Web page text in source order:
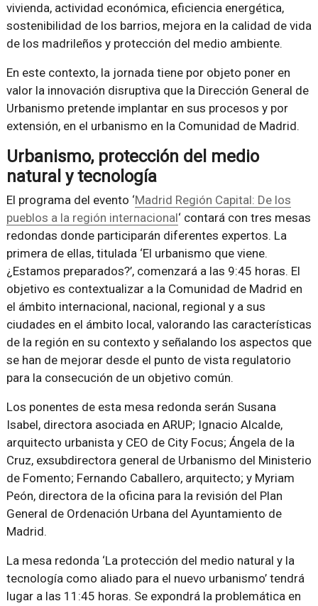
vivienda, actividad económica, eficiencia energética,
sostenibilidad de los barrios, mejora en la calidad de vida
de los madrileños y protección del medio ambiente.
En este contexto, la jornada tiene por objeto poner en
valor la innovación disruptiva que la Dirección General de
Urbanismo pretende implantar en sus procesos y por
extensión, en el urbanismo en la Comunidad de Madrid.
Urbanismo, protección del medio
natural y tecnología
El programa del evento ‘Madrid Región Capital: De los
pueblos a la región internacional‘ contará con tres mesas
redondas donde participarán diferentes expertos. La
primera de ellas, titulada ‘El urbanismo que viene.
¿Estamos preparados?’, comenzará a las 9:45 horas. El
objetivo es contextualizar a la Comunidad de Madrid en
el ámbito internacional, nacional, regional y a sus
ciudades en el ámbito local, valorando las características
de la región en su contexto y señalando los aspectos que
se han de mejorar desde el punto de vista regulatorio
para la consecución de un objetivo común.
Los ponentes de esta mesa redonda serán Susana
Isabel, directora asociada en ARUP; Ignacio Alcalde,
arquitecto urbanista y CEO de City Focus; Ángela de la
Cruz, exsubdirectora general de Urbanismo del Ministerio
de Fomento; Fernando Caballero, arquitecto; y Myriam
Peón, directora de la oficina para la revisión del Plan
General de Ordenación Urbana del Ayuntamiento de
Madrid.
La mesa redonda ‘La protección del medio natural y la
tecnología como aliado para el nuevo urbanismo’ tendrá
lugar a las 11:45 horas. Se expondrá la problemática en